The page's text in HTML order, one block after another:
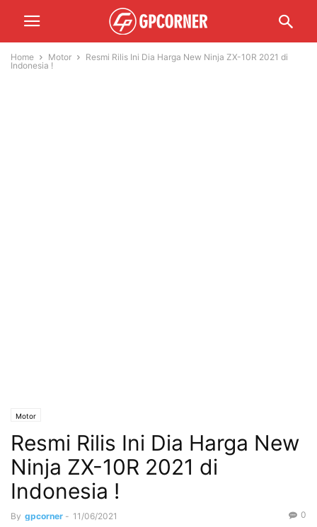
Home Motor
Resmi Rilis Ini Dia Harga New Ninja ZX-10R 2021 di
Indonesia !
Motor
Resmi Rilis Ini Dia Harga New
Ninja ZX-10R 2021 di
Indonesia !
By gpcorner - 11/06/2021 0